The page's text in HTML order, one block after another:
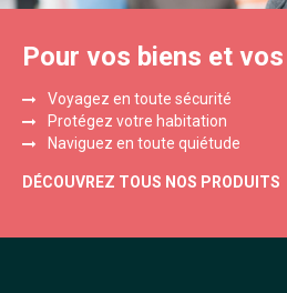
Pour vos biens et
Voyagez en toute sécurité
Protégez votre habitation
Naviguez en toute quiétude
DÉCOUVREZ TOUS NOS PRODUITS